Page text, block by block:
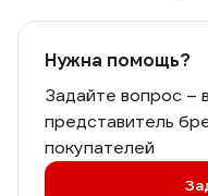
Нужна помощь?
Задайте вопрос –
представитель
покупателей